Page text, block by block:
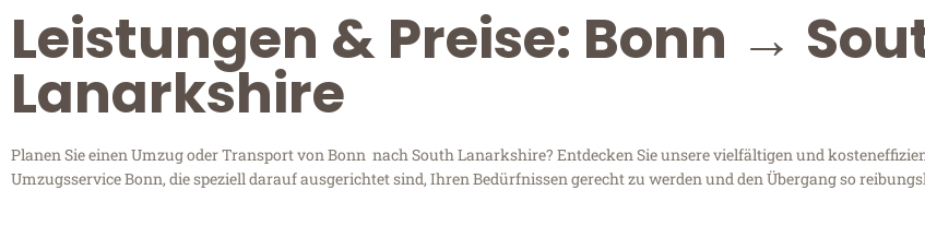
Leistungen & Preise: Bonn →
Lanarkshire
Planen Sie einen Umzug oder Transport von Bonn nach South Lanarkshire? Entdecken Sie unsere vielfältigen und
Umzugsservice Bonn, die speziell darauf ausgerichtet sind, Ihren Bedürfnissen gerecht zu werden und den Übergang so